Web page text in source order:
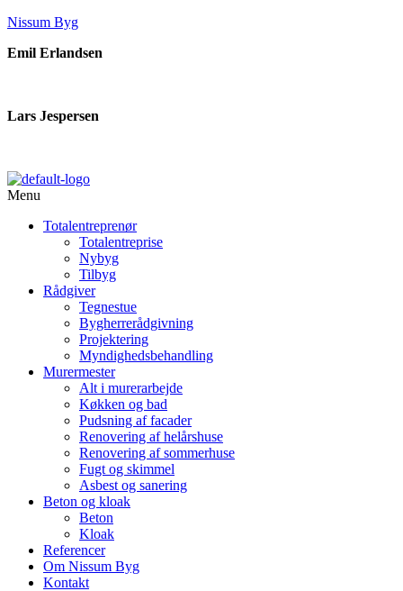
Nissum Byg
Emil Erlandsen
Lars Jespersen
Menu
Totalentreprenør
Totalentreprise
Nybyg
Tilbyg
Rådgiver
Tegnestue
Bygherrerådgivning
Projektering
Myndighedsbehandling
Murermester
Alt i murerarbejde
Køkken og bad
Pudsning af facader
Renovering af helårshuse
Renovering af sommerhuse
Fugt og skimmel
Asbest og sanering
Beton og kloak
Beton
Kloak
Referencer
Om Nissum Byg
Kontakt